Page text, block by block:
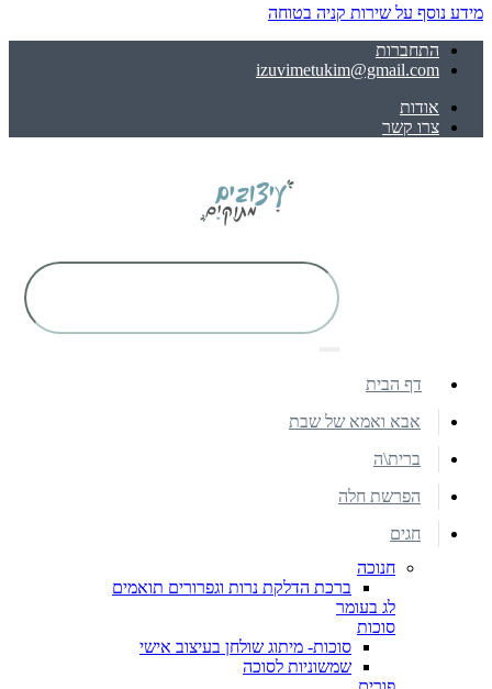
מידע נוסף על שירות קניה בטוחה
התחברות
izuvimetukim@gmail.com
אודות
צרו קשר
דף הבית
אבא ואמא של שבת
ברית\ה
הפרשת חלה
חגים
חנוכה
ברכת הדלקת נרות וגפרורים תואמים
לג בעומר
סוכות
סוכות- מיתוג שולחן בעיצוב אישי
שמשוניות לסוכה